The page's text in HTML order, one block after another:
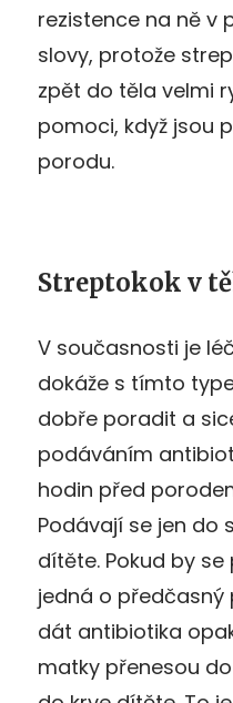
rezistence na ně v
slovy, protože
zpět do těla velmi
pomoci, když jsou
porodu.
Streptokok v
V současnosti je
dokáže s tímto
dobře poradit a
podáváním
hodin před
Podávají se jen do
dítěte. Pokud by
jedná o předčasný
dát antibiotika
matky přenesou